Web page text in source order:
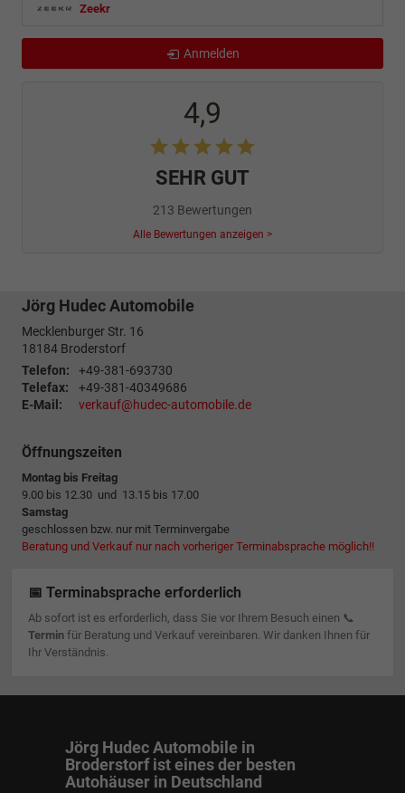
Zeekr
Anmelden
4,9
SEHR GUT
213 Bewertungen
Alle Bewertungen anzeigen >
Jörg Hudec Automobile
Mecklenburger Str. 16
18184 Broderstorf
Telefon:
+49-381-693730
Telefax:
+49-381-40349686
E-Mail:
verkauf@hudec-automobile.de
Öffnungszeiten
Montag bis Freitag
9.00 bis 12.30 und 13.15 bis 17.00
Samstag
geschlossen bzw. nur mit Terminvergabe
Beratung und Verkauf nur nach vorheriger Terminabsprache möglich!!
📅 Terminabsprache erforderlich
Ab sofort ist es erforderlich, dass Sie vor Ihrem Besuch einen 📞
Terminfür Beratung und Verkauf vereinbaren. Wir danken Ihnen für
Ihr Verständnis.
Jörg Hudec Automobile in
Broderstorf ist eines der besten
Autohäuser in Deutschland